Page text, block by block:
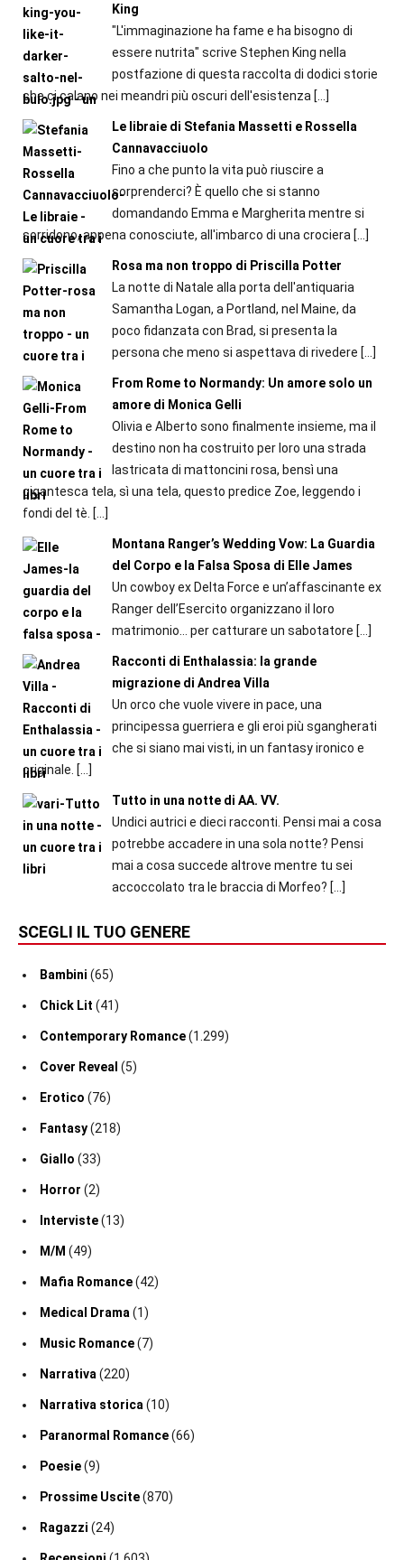
King
"L'immaginazione ha fame e ha bisogno di
essere nutrita" scrive Stephen King nella
postfazione di questa raccolta di dodici storie
che ci calano nei meandri più oscuri dell'esistenza […]
Le libraie di Stefania Massetti e Rossella
Cannavacciuolo
Fino a che punto la vita può riuscire a
sorprenderci? È quello che si stanno
domandando Emma e Margherita mentre si
sorridono, appena conosciute, all'imbarco di una crociera […]
Rosa ma non troppo di Priscilla Potter
La notte di Natale alla porta dell'antiquaria
Samantha Logan, a Portland, nel Maine, da
poco fidanzata con Brad, si presenta la
persona che meno si aspettava di rivedere […]
From Rome to Normandy: Un amore solo un
amore di Monica Gelli
Olivia e Alberto sono finalmente insieme, ma il
destino non ha costruito per loro una strada
lastricata di mattoncini rosa, bensì una
gigantesca tela, sì una tela, questo predice Zoe, leggendo i
fondi del tè. […]
Montana Ranger’s Wedding Vow: La Guardia
del Corpo e la Falsa Sposa di Elle James
Un cowboy ex Delta Force e un’affascinante ex
Ranger dell’Esercito organizzano il loro
matrimonio… per catturare un sabotatore […]
Racconti di Enthalassia: la grande
migrazione di Andrea Villa
Un orco che vuole vivere in pace, una
principessa guerriera e gli eroi più sgangherati
che si siano mai visti, in un fantasy ironico e
originale. […]
Tutto in una notte di AA. VV.
Undici autrici e dieci racconti. Pensi mai a cosa
potrebbe accadere in una sola notte? Pensi
mai a cosa succede altrove mentre tu sei
accoccolato tra le braccia di Morfeo? […]
SCEGLI IL TUO GENERE
Bambini (65)
Chick Lit (41)
Contemporary Romance(1.299)
Cover Reveal (5)
Erotico (76)
Fantasy(218)
Giallo (33)
Horror (2)
Interviste(13)
M/M (49)
Mafia Romance(42)
Medical Drama (1)
Music Romance(7)
Narrativa (220)
Narrativa storica (10)
Paranormal Romance(66)
Poesie(9)
Prossime Uscite(870)
Ragazzi (24)